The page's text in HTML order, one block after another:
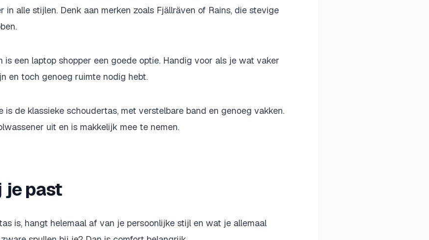
in alle stijlen. Denk aan merken zoals Fjällräven of Rains, die stevige
is een laptop shopper een goede optie. Handig voor als je wat vaker
en toch genoeg ruimte nodig hebt.
is de klassieke schoudertas, met verstelbare band en genoeg vakken.
uit en is makkelijk mee te nemen.
je past
is, hangt helemaal af van je persoonlijke stijl en wat je allemaal